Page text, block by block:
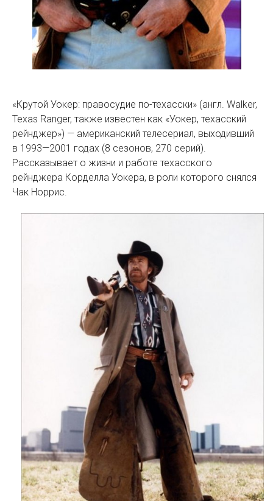
«Крутой Уокер: правосудие по-техасски» (англ. Walker,
Texas Ranger, также известен как «Уокер, техасский
рейнджер») — американский телесериал, выходивший
в 1993—2001 годах (8 сезонов, 270 серий).
Рассказывает о жизни и работе техасского
рейнджера Корделла Уокера, в роли которого снялся
Чак Норрис.